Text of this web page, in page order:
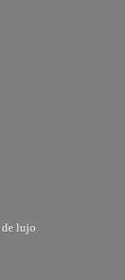
de lujo